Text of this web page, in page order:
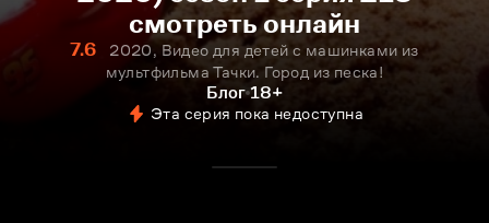
смотреть онлайн
7.6
2020, Видео для детей с машинками из
мультфильма Тачки. Город из песка!
Блог 18+
Эта серия пока недоступна